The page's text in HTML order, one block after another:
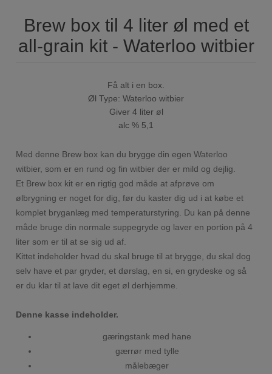
Brew box til 4 liter øl med et
all-grain kit - Waterloo witbier
Få alt i en box.
Øl Type: Waterloo witbier
Giver 4 liter øl
alc % 5,1
Med denne Brew box kan du brygge din egen Waterloo
witbier, som er en rund og fin witbier der er mild og dejlig.
Et Brew box kit er en rigtig god måde at afprøve om
ølbrygning er noget for dig, før du kaster dig ud i at købe et
komplet bryganlæg med temperaturstyring. Du kan på denne
måde bruge din normale suppegryde og laver en portion på 4
liter som er til at se sig ud af.
Kittet indeholder hvad du skal bruge til at brygge, du skal dog
selv have et par gryder, et dørslag, en si, en grydeske og så
er du klar til at lave dit eget øl derhjemme.
Denne kasse indeholder.
gæringstank med hane
gærrør med tylle
målebæger